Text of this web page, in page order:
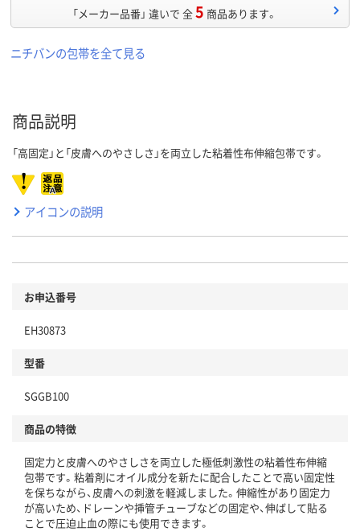
「メーカー品番」 違いで 全5 商品あります。
ニチバンの包帯を全て見る
商品説明
「高固定」と「皮膚へのやさしさ」を両立した粘着性布伸縮包帯です。
アイコンの説明
お申込番号
EH30873
型番
SGGB100
商品の特徴
固定力と皮膚へのやさしさを両立した極低刺激性の粘着性布伸縮
包帯です。粘着剤にオイル成分を新たに配合したことで高い固定性
を保ちながら、皮膚への刺激を軽減しました。伸縮性があり固定力
が高いため、ドレーンや挿管チューブなどの固定や、伸ばして貼る
ことで圧迫止血の際にも使用できます。